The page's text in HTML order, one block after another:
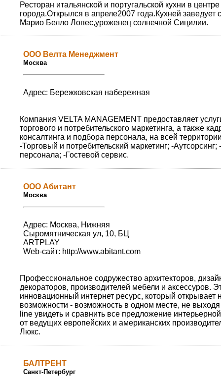
Ресторан итальянской и португальской кухни в центре
города.Открылся в апреле2007 года.Кухней заведует
Марио Белло Лопес,уроженец солнечной Сицилии.
ООО Велта Менеджмент
Москва
Адрес: Бережковская набережная
Компания VELTA MANAGEMENT предоставляет
торгового и потребительского маркетинга, а также
консалтинга и подбора персонала, на всей
-Торговый и потребительский маркетинг; -
персонала; -Гостевой сервис.
ООО Абитант
Москва
Адрес: Москва, Нижняя
Сыромятническая ул, 10, БЦ
ARTPLAY
Web-сайт: http://www.abitant.com
Профессиональное содружество архитекторов,
декораторов, производителей мебели и аксессуров.
инновационный интернет ресурс, который открывает
возможности - возможность в одном месте, не выходя
line увидеть и сравнить все предложение
от ведущих европейских и американских
Люкс.
БАЛТРЕНТ
Санкт-Петербург